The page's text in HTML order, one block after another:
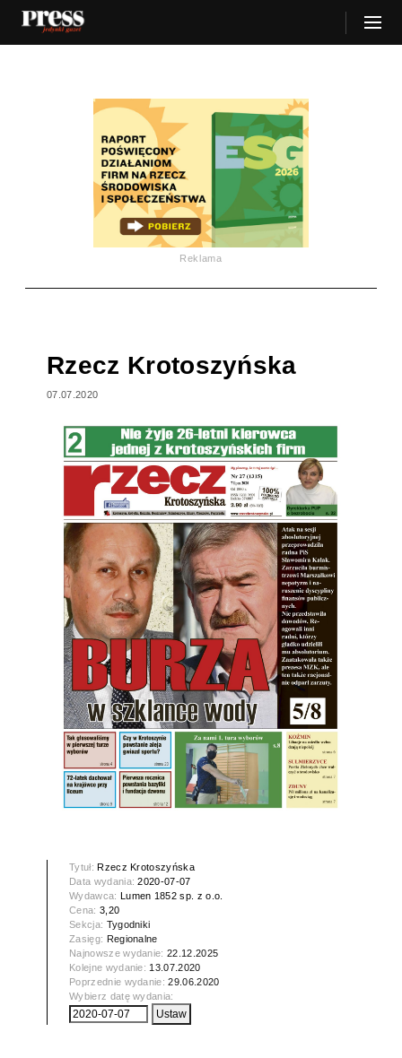
Reklama
Rzecz Krotoszyńska
07.07.2020
Tytuł:Rzecz Krotoszyńska
Data wydania:2020-07-07
Wydawca: Lumen 1852 sp. z o.o.
Cena: 3,20
Sekcja: Tygodniki
Zasięg: Regionalne
Najnowsze wydanie:22.12.2025
Kolejne wydanie: 13.07.2020
Poprzednie wydanie:29.06.2020
Wybierz datę wydania: